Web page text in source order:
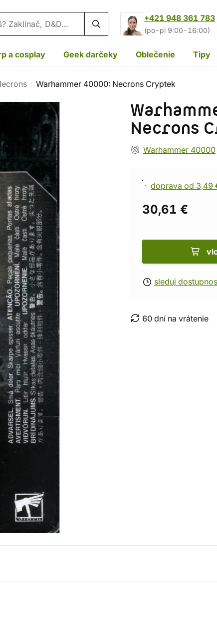
+421 948 361 783
(po-pi 9:00-16:00)
a cosplay Geek darčeky Oblečenie Tipy
Warhammer 40000: Necrons Cryptek
Necrons
Warhammer 40000
doprava od 3,49
30,61 €
sleduj
60 dní na vrátenie